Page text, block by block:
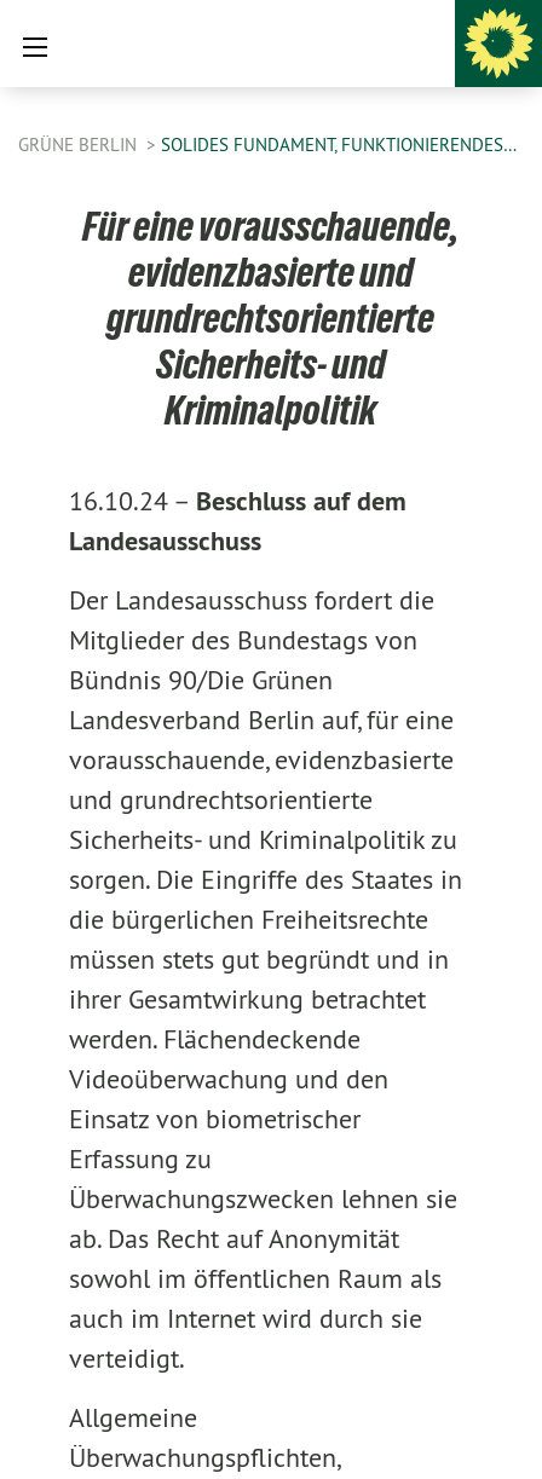
GRÜNE BERLIN SOLIDES FUNDAMENT, FUNKTIONIERENDES…
Für eine vorausschauende,
evidenzbasierte und
grundrechtsorientierte
Sicherheits- und
Kriminalpolitik
16.10.24 – Beschluss auf dem
Landesausschuss
Der Landesausschuss fordert die
Mitglieder des Bundestags von
Bündnis 90/Die Grünen
Landesverband Berlin auf, für eine
vorausschauende, evidenzbasierte
und grundrechtsorientierte
Sicherheits- und Kriminalpolitik zu
sorgen. Die Eingriffe des Staates in
die bürgerlichen Freiheitsrechte
müssen stets gut begründt und in
ihrer Gesamtwirkung betrachtet
werden. Flächendeckende
Videoüberwachung und den
Einsatz von biometrischer
Erfassung zu
Überwachungszwecken lehnen sie
ab. Das Recht auf Anonymität
sowohl im öffentlichen Raum als
auch im Internet wird durch sie
verteidigt.
Allgemeine
Überwachungspflichten,